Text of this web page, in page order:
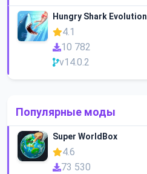
Hungry Shark Evolution
4.1
10 782
v14.0.2
Популярные моды
Super WorldBox
4.6
73 530